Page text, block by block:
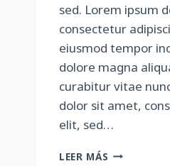
sed. Lorem ipsum
consectetur
eiusmod tempor
dolore magna
curabitur vitae
dolor sit amet,
elit, sed…
LEER MÁS THE